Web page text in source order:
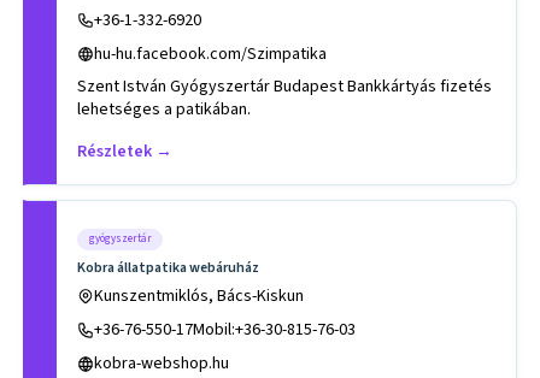
+36-1-332-6920
hu-hu.facebook.com/Szimpatika
Szent István Gyógyszertár Budapest Bankkártyás fizetés
lehetséges a patikában.
Részletek →
gyógyszertár
Kobra állatpatika webáruház
Kunszentmiklós, Bács-Kiskun
+36-76-550-17Mobil:+36-30-815-76-03
kobra-webshop.hu